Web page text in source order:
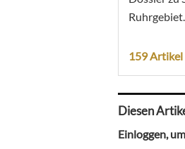
Ruhrgebiet.
159 Artikel
Diesen
Einloggen,